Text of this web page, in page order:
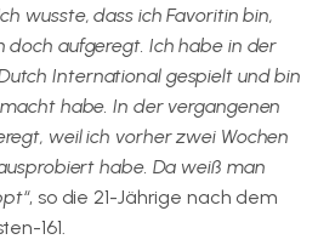
wusste, dass ich Favoritin bin,
doch aufgeregt. Ich habe in der
International gespielt und bin
habe. In der vergangenen
weil ich vorher zwei Wochen
habe. Da weiß man
, so die 21-Jährige nach dem
161.